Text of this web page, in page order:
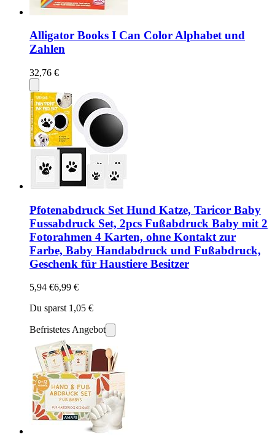
Alligator Books I Can Color Alphabet und
Zahlen
32,76 €
Pfotenabdruck Set Hund Katze, Taricor Baby
Fussabdruck Set, 2pcs Fußabdruck Baby mit 2
Fotorahmen 4 Karten, ohne Kontakt zur
Farbe, Baby Handabdruck und Fußabdruck,
Geschenk für Haustiere Besitzer
5,94 €6,99 €
Du sparst 1,05 €
Befristetes Angebot